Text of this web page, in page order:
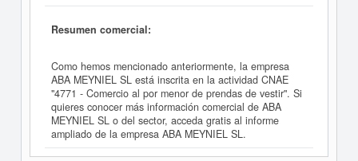
Resumen comercial:
Como hemos mencionado anteriormente, la empresa
ABA MEYNIEL SL está inscrita en la actividad CNAE
"4771 - Comercio al por menor de prendas de vestir". Si
quieres conocer más información comercial de ABA
MEYNIEL SL o del sector, acceda gratis al informe
ampliado de la empresa ABA MEYNIEL SL.